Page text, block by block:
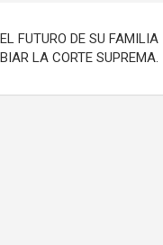
FUTURO DE SU FAMILIA
LA CORTE SUPREMA.